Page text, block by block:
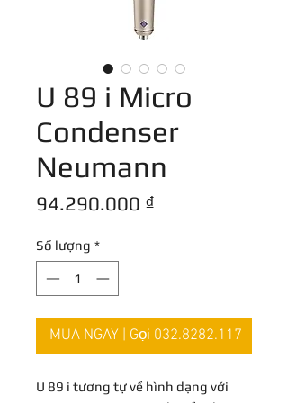
U 89 i Micro
Condenser
Neumann
94.290.000 ₫
Số lượng *
MUA NGAY | Gọi 032.8282.117
U 89 i tương tự về hình dạng với